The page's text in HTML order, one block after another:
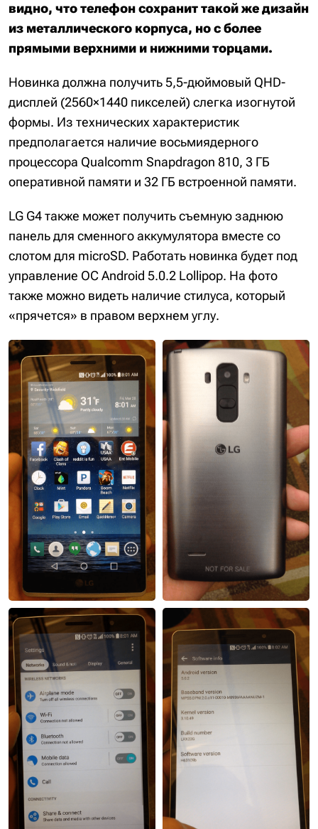
видно, что телефон сохранит такой же дизайн
из металлического корпуса, но с более
прямыми верхними и нижними торцами.
Новинка должна получить 5,5-дюймовый QHD-
дисплей (2560×1440 пикселей) слегка изогнутой
формы. Из технических характеристик
предполагается наличие восьмиядерного
процессора Qualcomm Snapdragon 810, 3 ГБ
оперативной памяти и 32 ГБ встроенной памяти.
LG G4 также может получить съемную заднюю
панель для сменного аккумулятора вместе со
слотом для microSD. Работать новинка будет под
управление ОС Android 5.0.2 Lollipop. На фото
также можно видеть наличие стилуса, который
«прячется» в правом верхнем углу.